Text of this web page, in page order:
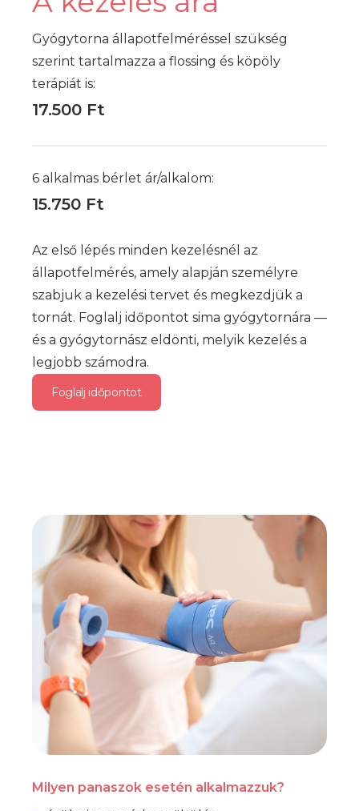
használva.
Gyógytorna állapotfelméréssel szükség
szerint tartalmazza a flossing és köpöly
terápiát is:
17.500 Ft
6 alkalmas bérlet ár/alkalom:
15.750 Ft
Az első lépés minden kezelésnél az
állapotfelmérés, amely alapján személyre
szabjuk a kezelési tervet és megkezdjük a
tornát. Foglalj időpontot sima gyógytornára —
és a gyógytornász eldönti, melyik kezelés a
legjobb számodra.
Foglalj időpontot
Milyen panaszok esetén alkalmazzuk?